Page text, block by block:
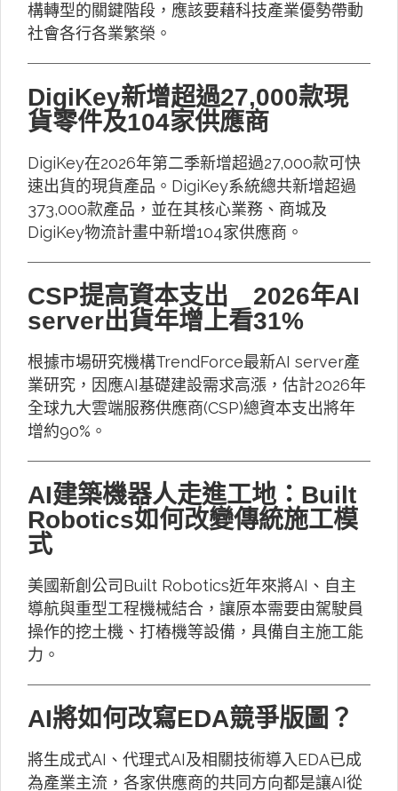
構轉型的關鍵階段，應該要藉科技產業優勢帶動
社會各行各業繁榮。
DigiKey新增超過27,000款現
貨零件及104家供應商
DigiKey在2026年第二季新增超過27,000款可快
速出貨的現貨產品。DigiKey系統總共新增超過
373,000款產品，並在其核心業務、商城及
DigiKey物流計畫中新增104家供應商。
CSP提高資本支出 2026年AI
server出貨年增上看31%
根據市場研究機構TrendForce最新AI server產
業研究，因應AI基礎建設需求高漲，估計2026年
全球九大雲端服務供應商(CSP)總資本支出將年
增約90%。
AI建築機器人走進工地：Built
Robotics如何改變傳統施工模
式
美國新創公司Built Robotics近年來將AI、自主
導航與重型工程機械結合，讓原本需要由駕駛員
操作的挖土機、打樁機等設備，具備自主施工能
力。
AI將如何改寫EDA競爭版圖？
將生成式AI、代理式AI及相關技術導入EDA已成
為產業主流，各家供應商的共同方向都是讓AI從